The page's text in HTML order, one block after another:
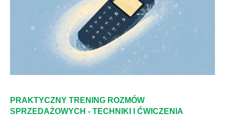
PRAKTYCZNY TRENING ROZMÓW
SPRZEDAŻOWYCH - TECHNIKI I ĆWICZENIA